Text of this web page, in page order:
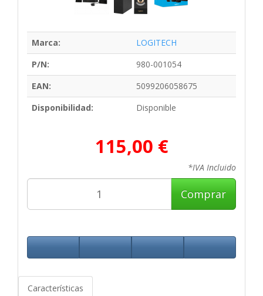
Marca:
LOGITECH
P/N:
980-001054
EAN:
5099206058675
Disponibilidad:
Disponible
115,00 €
*IVA Incluido
Comprar
Características